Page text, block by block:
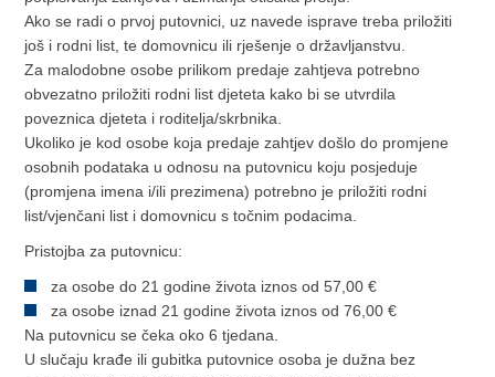
Ako se radi o prvoj putovnici, uz navede isprave treba priložiti
još i rodni list, te domovnicu ili rješenje o državljanstvu.
Za malodobne osobe prilikom predaje zahtjeva potrebno
obvezatno priložiti rodni list djeteta kako bi se utvrdila
poveznica djeteta i roditelja/skrbnika.
Ukoliko je kod osobe koja predaje zahtjev došlo do promjene
osobnih podataka u odnosu na putovnicu koju posjeduje
(promjena imena i/ili prezimena) potrebno je priložiti rodni
list/vjenčani list i domovnicu s točnim podacima.
Pristojba za putovnicu:
za osobe do 21 godine života iznos od 57,00 €
za osobe iznad 21 godine života iznos od 76,00 €
Na putovnicu se čeka oko 6 tjedana.
U slučaju krađe ili gubitka putovnice osoba je dužna bez